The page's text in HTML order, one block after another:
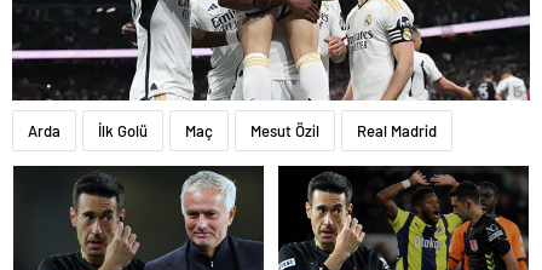
Arda İlk Golü Maç Mesut Özil Real Madrid